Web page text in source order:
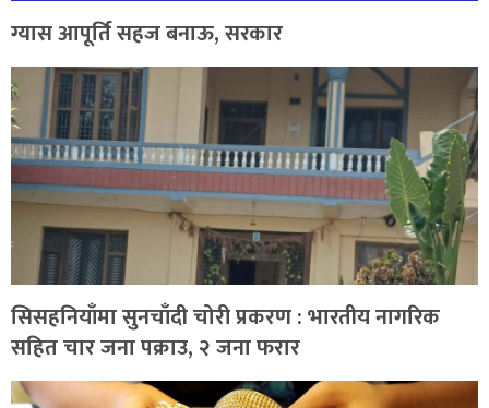
ग्यास आपूर्ति सहज बनाऊ, सरकार
सिसहनियाँमा सुनचाँदी चोरी प्रकरण : भारतीय नागरिक
सहित चार जना पक्राउ, २ जना फरार